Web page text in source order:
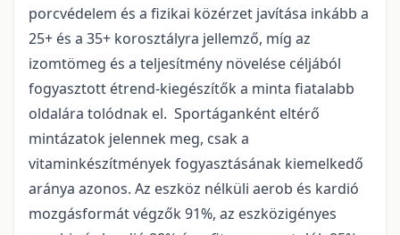
porcvédelem és a fizikai közérzet javítása inkább a
25+ és a 35+ korosztályra jellemző, míg az
izomtömeg és a teljesítmény növelése céljából
fogyasztott étrend-kiegészítők a minta fiatalabb
oldalára tolódnak el. Sportáganként eltérő
mintázatok jelennek meg, csak a
vitaminkészítmények fogyasztásának kiemelkedő
aránya azonos. Az eszköz nélküli aerob és kardió
mozgásformát végzők 91%, az eszközigényes